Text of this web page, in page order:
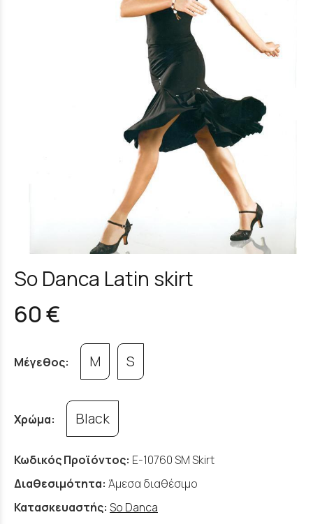
So Danca Latin skirt
60 €
Μέγεθος: M S
Χρώμα: Black
Κωδικός Προϊόντος: E-10760 SM Skirt
Διαθεσιμότητα: Άμεσα διαθέσιμο
Κατασκευαστής: So Danca